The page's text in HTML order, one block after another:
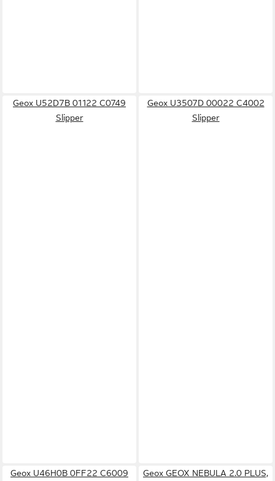
Geox U52D7B 01122 C0749
Slipper
Geox U3507D 00022 C4002
Slipper
Geox U46H0B 0FF22 C6009 Geox GEOX NEBULA 2.0 PLUS,